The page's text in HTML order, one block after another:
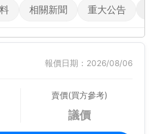
相關新聞 重大公告
報價日期：2026/08/06
賣價(買方參考)
議價